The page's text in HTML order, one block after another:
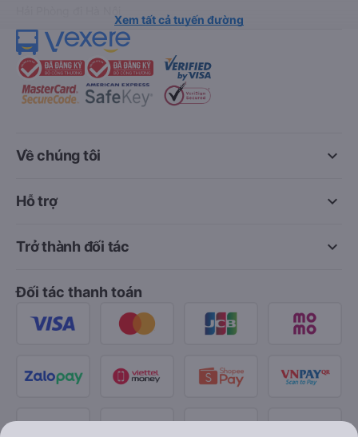
Xem tất cả tuyến đường
keyboard_arrow_down
Về chúng tôi
keyboard_arrow_down
Hỗ trợ
keyboard_arrow_down
Trở thành đối tác
Đối tác thanh toán